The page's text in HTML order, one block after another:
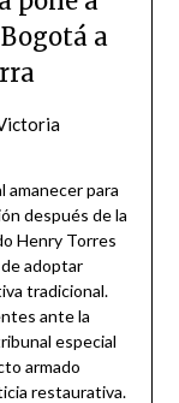
a
amanecer para
después de la
Henry Torres
adoptar
tradicional.
ante la
especial
armado
restaurativa.